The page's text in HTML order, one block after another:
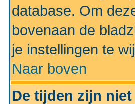
database. Om
bovenaan de
je instellingen te
Naar boven
De tijden zijn